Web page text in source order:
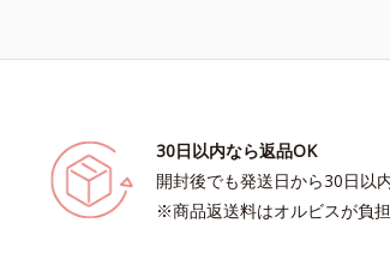
30日以内なら返品OK
開封後でも発送日から30日以
※商品返送料はオルビスが負